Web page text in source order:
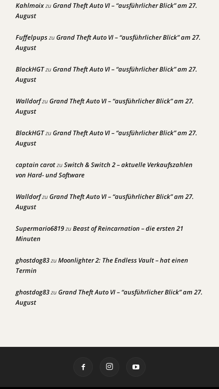
KahlmoixzuGrand Theft Auto VI – “ausführlicher Blick” am 27.
August
FuffelpupszuGrand Theft Auto VI – “ausführlicher Blick” am 27.
August
BlackHGTzuGrand Theft Auto VI – “ausführlicher Blick” am 27.
August
WalldorfzuGrand Theft Auto VI – “ausführlicher Blick” am 27.
August
BlackHGTzuGrand Theft Auto VI – “ausführlicher Blick” am 27.
August
captain carotzuSwitch & Switch 2 – aktuelle Verkaufszahlen
von Hard- und Software
WalldorfzuGrand Theft Auto VI – “ausführlicher Blick” am 27.
August
Supermario6819zuBeast of Reincarnation – die ersten 21
Minuten
ghostdog83zuMoonlighter 2: The Endless Vault – hat einen
Termin
ghostdog83zuGrand Theft Auto VI – “ausführlicher Blick” am 27.
August